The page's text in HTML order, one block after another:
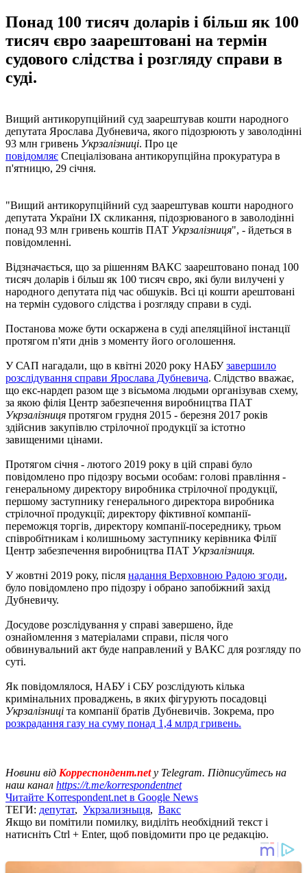
Понад 100 тисяч доларів і більш як 100
тисяч євро заарештовані на термін
судового слідства і розгляду справи в
суді.
Вищий антикорупційний суд заарештував кошти народного
депутата Ярослава Дубневича, якого підозрюють у заволодінні
93 млн гривень Укрзалізниці. Про це
повідомляє Спеціалізована антикорупційна прокуратура в
п'ятницю, 29 січня.
"Вищий антикорупційний суд заарештував кошти народного
депутата України IX скликання, підозрюваного в заволодінні
понад 93 млн гривень коштів ПАТ Укрзалізниця", - йдеться в
повідомленні.
Відзначається, що за рішенням ВАКС заарештовано понад 100
тисяч доларів і більш як 100 тисяч євро, які були вилучені у
народного депутата під час обшуків. Всі ці кошти арештовані
на термін судового слідства і розгляду справи в суді.
Постанова може бути оскаржена в суді апеляційної інстанції
протягом п'яти днів з моменту його оголошення.
У САП нагадали, що в квітні 2020 року НАБУзавершило
розслідування справи Ярослава Дубневича. Слідство вважає,
що екс-нардеп разом ще з вісьмома людьми організував схему,
за якою філія Центр забезпечення виробництва ПАТ
Укрзалізниця протягом грудня 2015 - березня 2017 років
здійснив закупівлю стрілочної продукції за істотно
завищеними цінами.
Протягом січня - лютого 2019 року в цій справі було
повідомлено про підозру восьми особам: голові правління -
генеральному директору виробника стрілочної продукції,
першому заступнику генерального директора виробника
стрілочної продукції; директору фіктивної компанії-
переможця торгів, директору компанії-посереднику, трьом
співробітникам і колишньому заступнику керівника Філії
Центр забезпечення виробництва ПАТ Укрзалізниця.
У жовтні 2019 року, після надання Верховною Радою згоди,
було повідомлено про підозру і обрано запобіжний захід
Дубневичу.
Досудове розслідування у справі завершено, йде
ознайомлення з матеріалами справи, після чого
обвинувальний акт буде направлений у ВАКС для розгляду по
суті.
Як повідомлялося, НАБУ і СБУ розслідують кілька
кримінальних проваджень, в яких фігурують посадовці
Укрзалізниці та компанії братів Дубневичів. Зокрема, про
розкрадання газу на суму понад 1,4 млрд гривень.
Новини від Корреспондент.netу Telegram. Підписуйтесь на
наш канал https://t.me/korrespondentnet
Читайте Korrespondent.net в Google News
ТЕГИ: депутат, Укрзализныця, Вакс
Якщо ви помітили помилку, виділіть необхідний текст і
натисніть Ctrl + Enter, щоб повідомити про це редакцію.